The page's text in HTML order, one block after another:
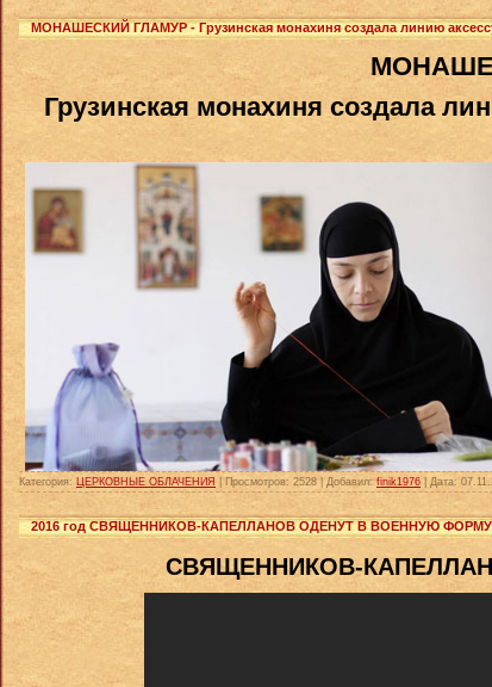
МОНАШЕСКИЙ ГЛАМУР - Грузинская монахиня создала линию
Грузинская монахиня создала
Категория: ЦЕРКОВНЫЕ ОБЛАЧЕНИЯ Просмотров: 2528 | Добавил: finik1976 Дата:
2016 год СВЯЩЕННИКОВ-КАПЕЛЛАНОВ ОДЕНУТ В ВОЕННУЮ ФОРМУ
СВЯЩЕННИКОВ-